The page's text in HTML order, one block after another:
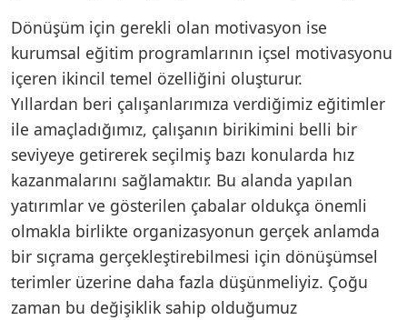
Dönüşüm için gerekli olan motivasyon ise
kurumsal eğitim programlarının içsel motivasyonu
içeren ikincil temel özelliğini oluşturur.
Yıllardan beri çalışanlarımıza verdiğimiz eğitimler
ile amaçladığımız, çalışanın birikimini belli bir
seviyeye getirerek seçilmiş bazı konularda hız
kazanmalarını sağlamaktır. Bu alanda yapılan
yatırımlar ve gösterilen çabalar oldukça önemli
olmakla birlikte organizasyonun gerçek anlamda
bir sıçrama gerçekleştirebilmesi için dönüşümsel
terimler üzerine daha fazla düşünmeliyiz. Çoğu
zaman bu değişiklik sahip olduğumuz